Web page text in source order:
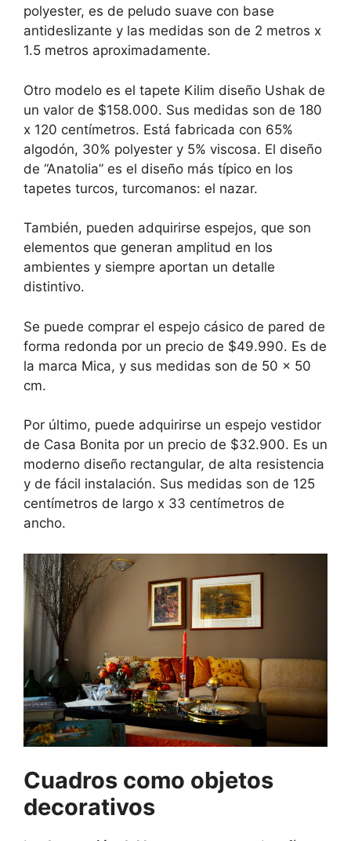
polyester, es de peludo suave con base
antideslizante y las medidas son de 2 metros x
1.5 metros aproximadamente.
Otro modelo es el tapete Kilim diseño Ushak de
un valor de $158.000. Sus medidas son de 180
x 120 centímetros. Está fabricada con 65%
algodón, 30% polyester y 5% viscosa. El diseño
de “Anatolia” es el diseño más típico en los
tapetes turcos, turcomanos: el nazar.
También, pueden adquirirse espejos, que son
elementos que generan amplitud en los
ambientes y siempre aportan un detalle
distintivo.
Se puede comprar el espejo cásico de pared de
forma redonda por un precio de $49.990. Es de
la marca Mica, y sus medidas son de 50 x 50
cm.
Por último, puede adquirirse un espejo vestidor
de Casa Bonita por un precio de $32.900. Es un
moderno diseño rectangular, de alta resistencia
y de fácil instalación. Sus medidas son de 125
centímetros de largo x 33 centímetros de
ancho.
Cuadros como objetos
decorativos